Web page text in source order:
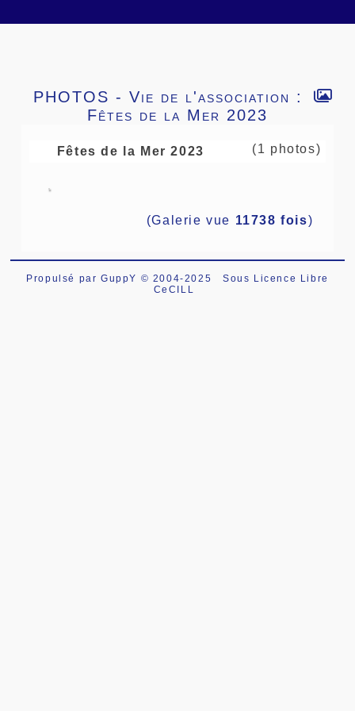
PHOTOS - Vie de l'association :
Fêtes de la Mer 2023
Fêtes de la Mer 2023 (1 photos)
(Galerie vue 11738 fois)
Propulsé par GuppY © 2004-2025
Sous Licence Libre
CeCILL